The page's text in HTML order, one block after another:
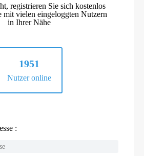
registrieren Sie sich kostenlos
mit vielen eingeloggten Nutzern
in Ihrer Nähe
1951
Nutzer online
: